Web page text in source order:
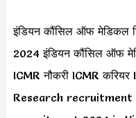
इंडियन कौंसिल ऑफ मेडिकल
2024 इंडियन कौंसिल ऑफ
ICMR नौकरी ICMR
Research recruitment